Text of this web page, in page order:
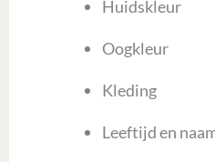
Huidskleur
Oogkleur
Kleding
Leeftijd en